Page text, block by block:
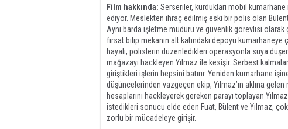
Film hakkında: Serseriler, kurdukları mobil
ediyor. Meslekten ihraç edilmiş eski bir polis olan
Aynı barda işletme müdürü ve güvenlik görevlisi
fırsat bilip mekanın alt katındaki depoyu
hayali, polislerin düzenledikleri operasyonla suya
mağazayı hackleyen Yılmaz ile kesişir. Serbest
giriştikleri işlerin hepsini batırır. Yeniden kumarhane
düşüncelerinden vazgeçen ekip, Yılmaz’ın aklına
hesaplarını hackleyerek gereken parayı toplayan
istedikleri sonucu elde eden Fuat, Bülent ve Yılmaz,
zorlu bir mücadeleye girişir.